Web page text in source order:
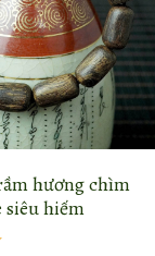
hương chìm
siêu hiếm